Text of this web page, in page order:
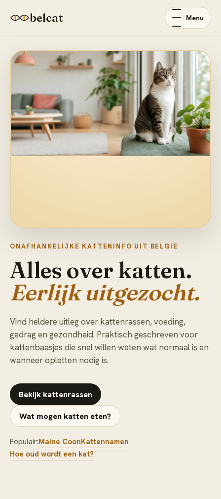
belcat Menu
ONAFHANKELIJKE KATTENINFO UIT BELGIE
Alles over katten.
Eerlijk uitgezocht.
Vind heldere uitleg over kattenrassen, voeding,
gedrag en gezondheid. Praktisch geschreven voor
kattenbaasjes die snel willen weten wat normaal is en
wanneer opletten nodig is.
Bekijk kattenrassen
Wat mogen katten eten?
Populair:Maine CoonKattennamen
Hoe oud wordt een kat?